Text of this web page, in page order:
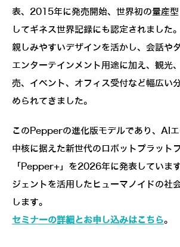
表、2015年に発売開始、世界初の量産型
してギネス世界記録にも認定されました
親しみやすいデザインを活かし、会話や
エンターテインメント用途に加え、観光
売、イベント、オフィス受付など幅広い
められてきました。
このPepperの進化版モデルであり、AI
中核に据えた新世代のロボットプラット
「Pepper+」を2026年に発表していま
ジェントを活用したヒューマノイドの社
します。
セミナーの詳細とお申し込みはこちら。